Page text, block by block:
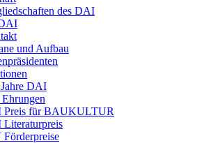
des DAI
und Aufbau
DAI
Preis für BAUKULTUR